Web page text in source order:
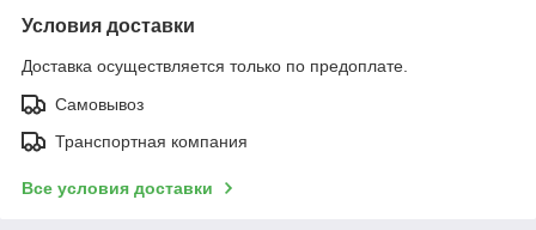
Условия доставки
Доставка осуществляется только по предоплате.
Самовывоз
Транспортная компания
Все условия доставки